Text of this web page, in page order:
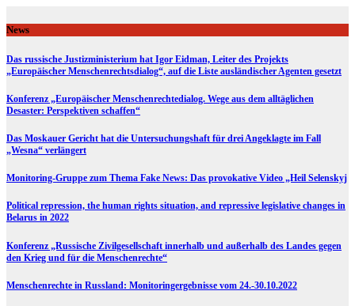
to
content
News
Das russische Justizministerium hat Igor Eidman, Leiter des Projekts
„Europäischer Menschenrechtsdialog“, auf die Liste ausländischer Agenten gesetzt
Konferenz „Europäischer Menschenrechtedialog. Wege aus dem alltäglichen
Desaster: Perspektiven schaffen“
Das Moskauer Gericht hat die Untersuchungshaft für drei Angeklagte im Fall
„Wesna“ verlängert
Monitoring-Gruppe zum Thema Fake News: Das provokative Video „Heil Selenskyj
Political repression, the human rights situation, and repressive legislative changes in
Belarus in 2022
Konferenz „Russische Zivilgesellschaft innerhalb und außerhalb des Landes gegen
den Krieg und für die Menschenrechte“
Menschenrechte in Russland: Monitoringergebnisse vom 24.-30.10.2022